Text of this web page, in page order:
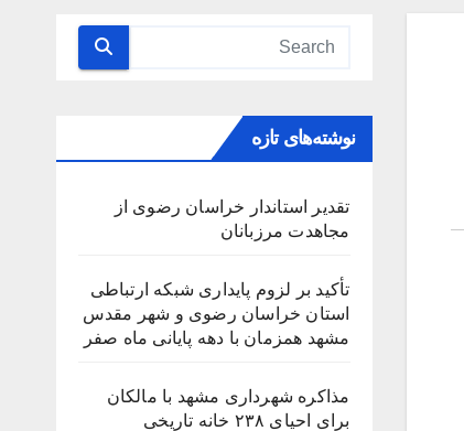
نوشته‌های تازه
تقدیر استاندار خراسان رضوی از
مجاهدت مرزبانان
تأکید بر لزوم پایداری شبکه ارتباطی
استان خراسان رضوی و شهر مقدس
مشهد همزمان با دهه پایانی ماه صفر
مذاکره شهرداری مشهد با مالکان
برای احیای ۲۳۸ خانه تاریخی